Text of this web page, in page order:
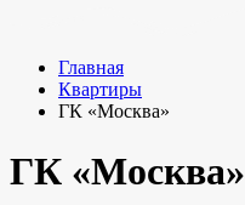
Главная
Квартиры
ГК «Москва»
ГК «Москва»